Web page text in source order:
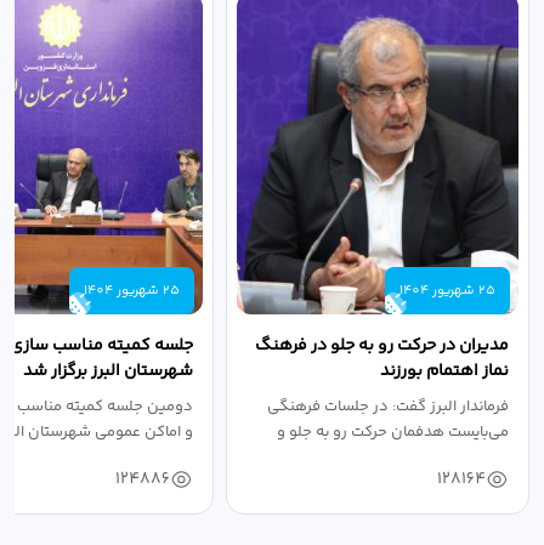
25 شهریور 1404
مدیران در حرکت رو به جلو در فرهنگ
نماز اهتمام بورزند
فرماندار البرز گفت: در جلسات فرهنگی
می‌بایست هدفمان حرکت رو به جلو و
128164
25 شهریور 1404
جلسه کمیته مناسب سازی
شهرستان البرز برگزار شد
دومین جلسه کمیته مناسب
و اماکن عمومی شهرستان
124886